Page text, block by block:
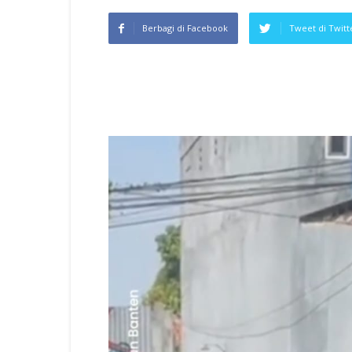
Berbagi di Facebook Tweet di